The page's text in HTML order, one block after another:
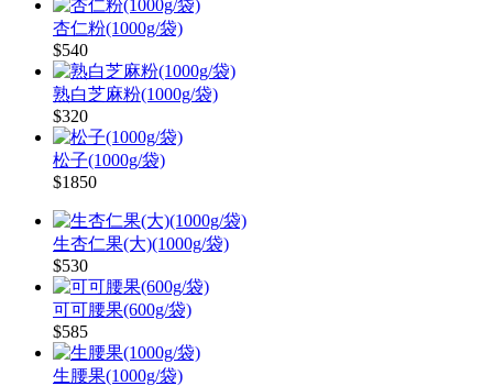
杏仁粉(1000g/袋)
$540
熟白芝麻粉(1000g/袋)
$320
松子(1000g/袋)
$1850
生杏仁果(大)(1000g/袋)
$530
可可腰果(600g/袋)
$585
生腰果(1000g/袋)